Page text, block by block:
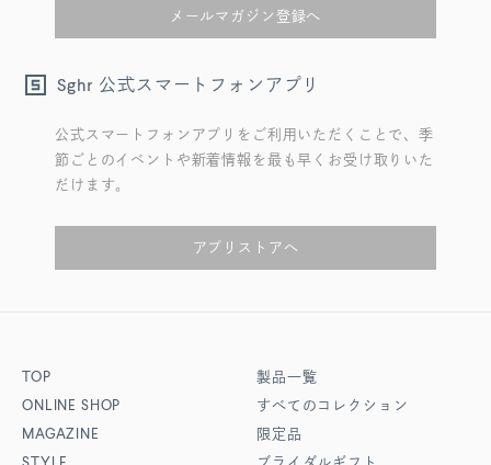
メールマガジン登録へ
Sghr 公式スマートフォンアプリ
公式スマートフォンアプリをご利用いただくことで、季
節ごとのイベントや新着情報を最も早くお受け取りいた
だけます。
アプリストアへ
TOP
ONLINE SHOP
MAGAZINE
製品一覧
すべてのコレクション
限定品